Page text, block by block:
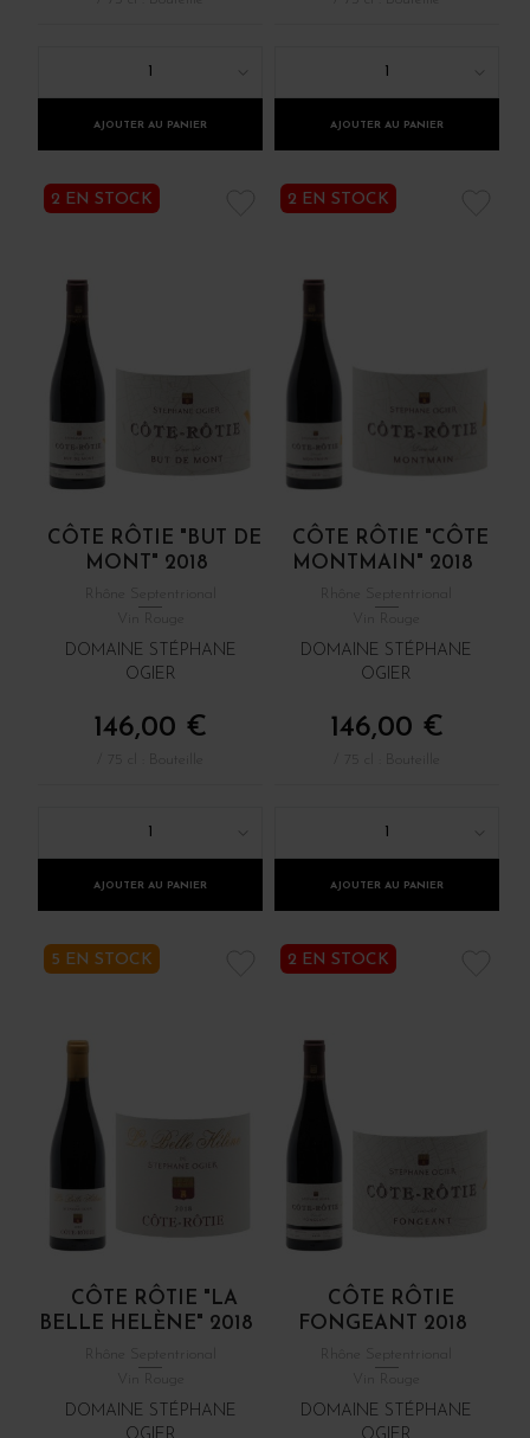
1
AJOUTER AU PANIER
1
AJOUTER AU PANIER
2 EN STOCK
CÔTE RÔTIE "BUT DE
MONT" 2018
DOMAINE STÉPHANE
OGIER
146,00 €
AJOUTER AU PANIER
2 EN STOCK
CÔTE RÔTIE "CÔTE
MONTMAIN" 2018
DOMAINE STÉPHANE
OGIER
146,00 €
AJOUTER AU PANIER
5 EN STOCK
CÔTE RÔTIE "LA
BELLE HELÈNE" 2018
DOMAINE STÉPHANE
2 EN STOCK
CÔTE RÔTIE
FONGEANT 2018
DOMAINE STÉPHANE